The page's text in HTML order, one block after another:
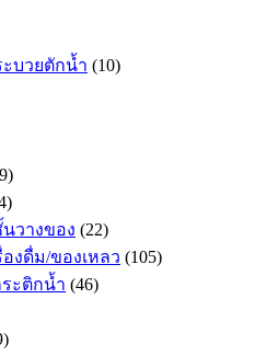
บวยตักน้ำ (10)
วางของ (22)
งดื่ม/ของเหลว (105)
ะติกน้ำ (46)